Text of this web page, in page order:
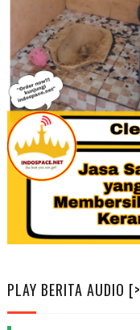
PLAY BERITA AUDIO [>